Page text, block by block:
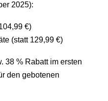
2025):
€)
(statt 129,99 €)
38 % Rabatt im ersten
den gebotenen